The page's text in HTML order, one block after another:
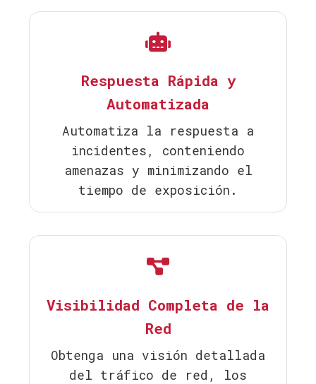
Respuesta Rápida y
Automatizada
Automatiza la respuesta a
incidentes, conteniendo
amenazas y minimizando el
tiempo de exposición.
Visibilidad Completa de la
Red
Obtenga una visión detallada
del tráfico de red, los